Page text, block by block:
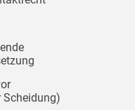
Scheidung)